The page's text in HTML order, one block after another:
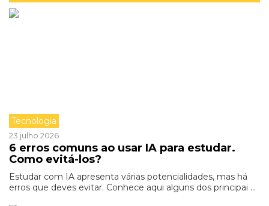
Tecnologia
23 julho 2026
6 erros comuns ao usar IA para estudar.
Como evitá-los?
Estudar com IA apresenta várias potencialidades, mas há
erros que deves evitar. Conhece aqui alguns dos principai ...